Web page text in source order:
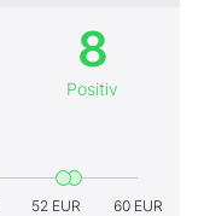
8
Positiv
52 EUR 60 EUR